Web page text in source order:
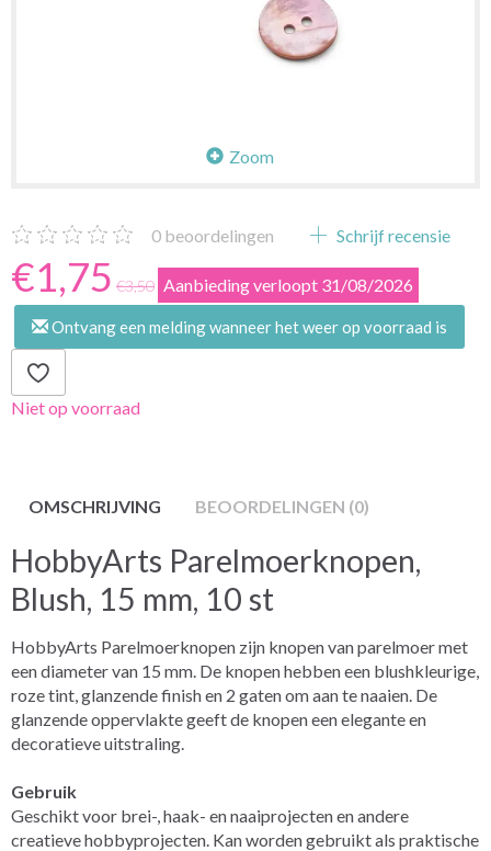
Zoom
0 beoordelingen Schrijf recensie
€1,75 €3,50 Aanbieding verloopt 31/08/2026
Ontvang een melding wanneer het weer op voorraad is
Niet op voorraad
OMSCHRIJVING BEOORDELINGEN (0)
HobbyArts Parelmoerknopen,
Blush, 15 mm, 10 st
HobbyArts Parelmoerknopen zijn knopen van parelmoer met
een diameter van 15 mm. De knopen hebben een blushkleurige,
roze tint, glanzende finish en 2 gaten om aan te naaien. De
glanzende oppervlakte geeft de knopen een elegante en
decoratieve uitstraling.
Gebruik
Geschikt voor brei-, haak- en naaiprojecten en andere
creatieve hobbyprojecten. Kan worden gebruikt als praktische